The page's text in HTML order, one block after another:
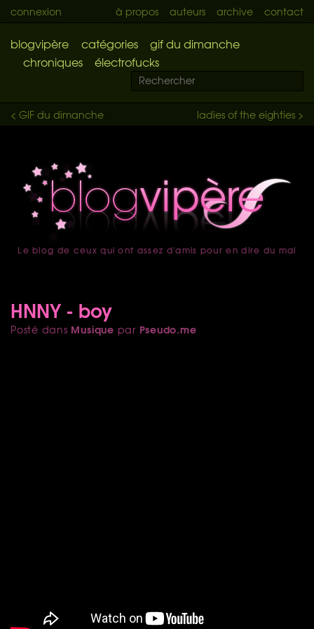
connexion à propos auteurs archive contact
blogvipère catégories
gif du dimanche
chroniques
électrofucks
ladies of the eighties >
< GIF du dimanche
accueil
Le blog de ceux qui ont assez d'amis pour en dire du mal
HNNY - boy
Posté dans Musique par Pseudo.me